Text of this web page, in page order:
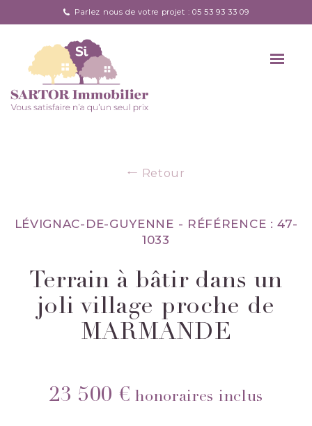
Parlez nous de votre projet : 05 53 93 33 09
Retour
LÉVIGNAC-DE-GUYENNE - RÉFÉRENCE : 47-
1033
Terrain à bâtir dans un
joli village proche de
MARMANDE
23 500 € honoraires inclus